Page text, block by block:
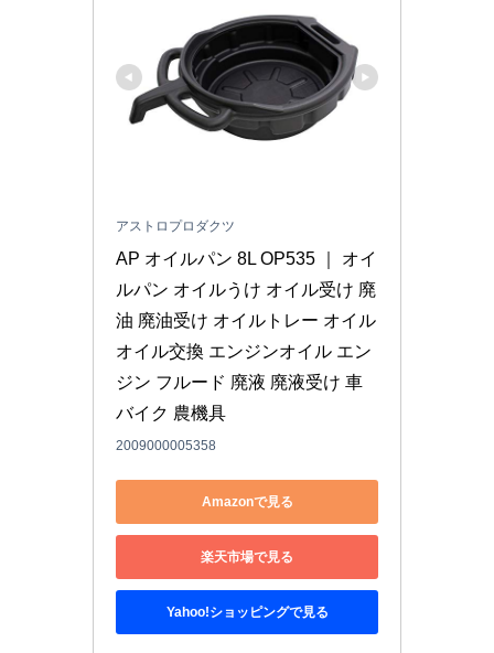
アストロプロダクツ
AP オイルパン 8L OP535 ｜ オイ
ルパン オイルうけ オイル受け 廃
油 廃油受け オイルトレー オイル
オイル交換 エンジンオイル エン
ジン フルード 廃液 廃液受け 車
バイク 農機具
2009000005358
Amazonで見る
楽天市場で見る
Yahoo!ショッピングで見る